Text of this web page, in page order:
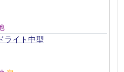
ライト中型